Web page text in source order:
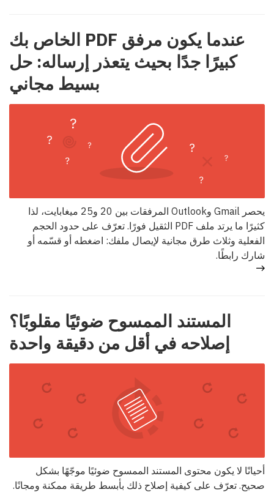
عندما يكون مرفق PDF الخاص بك
كبيرًا جدًا بحيث يتعذر إرساله: حل
بسيط مجاني
يحصر Gmail وOutlook المرفقات بين 20 و25 ميغابايت، لذا
كثيرًا ما يرتد ملف PDF الثقيل فورًا. تعرّف على حدود الحجم
الفعلية وثلاث طرق مجانية لإيصال ملفك: اضغطه أو قسّمه أو
شارك رابطًا.
المستند الممسوح ضوئيًا مقلوبًا؟
إصلاحه في أقل من دقيقة واحدة
أحيانًا لا يكون محتوى المستند الممسوح ضوئيًا موجّهًا بشكل
صحيح. تعرّف على كيفية إصلاح ذلك بأبسط طريقة ممكنة ومجانًا.